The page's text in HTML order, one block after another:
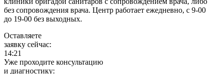
без сопровождения врача. Центр работает ежедневно, с 9-00
до 19-00 без выходных.
Оставляете
заявку сейчас:
14:21
Уже проходите консультацию
и диагностику: